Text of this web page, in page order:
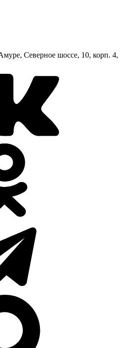
Северное шоссе, 10, корп. 4,